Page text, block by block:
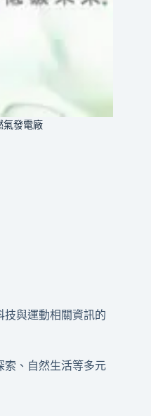
發電廠
技與運動相關資訊的
索、自然生活等多元